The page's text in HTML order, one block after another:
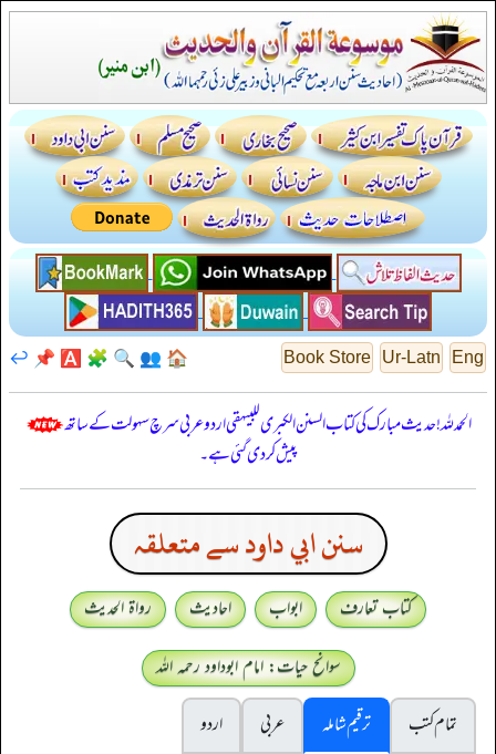
Eng
Ur-Latn
Book Store
🏠
👥
🔍
🧩
🅰️
📌
↩️
الحمدللہ! حدیث مبارک کی کتاب السنن الكبرى للبيهقي اردو عربی سرچ سہولت کے ساتھ
پیش کر دی گئی ہے۔
سنن ابي داود سے متعلقہ
کتاب تعارف ابواب احادیث
رواۃ الحدیث
سوانح حیات: امام ابوداود رحمہ اللہ
تمام کتب
ترقیم شاملہ عربی
اردو